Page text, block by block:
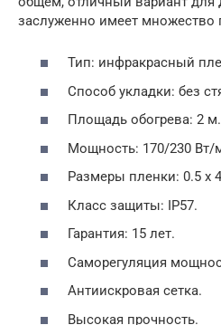
заслуженно имеет
Тип: инфракрасный
Способ укладки: без
Площадь обогрева: 2
Мощность: 170/230 Вт/
Размеры пленки: 0.5 х
Класс защиты: IP57.
Гарантия: 15 лет.
Саморегуляция
Антиискровая сетка.
Высокая прочность.